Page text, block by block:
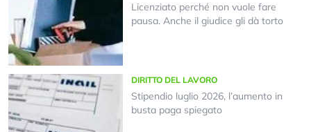
Licenziato perché non vuole fare
pausa. Anche il giudice gli dà torto
DIRITTO DEL LAVORO
Stipendio luglio 2026, l’aumento in
busta paga spiegato